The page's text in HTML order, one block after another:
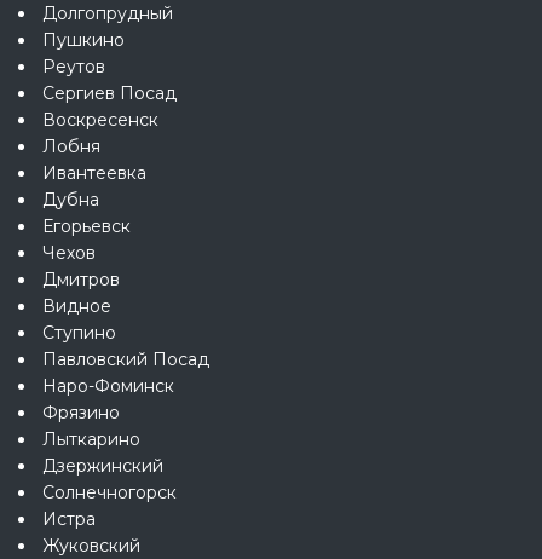
Долгопрудный
Пушкино
Реутов
Сергиев Посад
Воскресенск
Лобня
Ивантеевка
Дубна
Егорьевск
Чехов
Дмитров
Видное
Ступино
Павловский Посад
Наро-Фоминск
Фрязино
Лыткарино
Дзержинский
Солнечногорск
Истра
Жуковский